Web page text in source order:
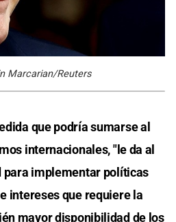
Marcarian/Reuters
que podría sumarse al
internacionales, "le da al
implementar políticas
intereses que requiere la
mayor disponibilidad de los